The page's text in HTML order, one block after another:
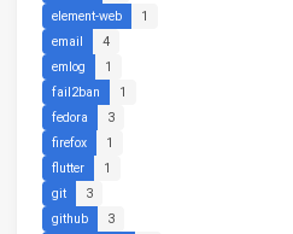
element-web
1
email
4
emlog
1
fail2ban
1
fedora
3
firefox
1
flutter
1
git
3
github
3